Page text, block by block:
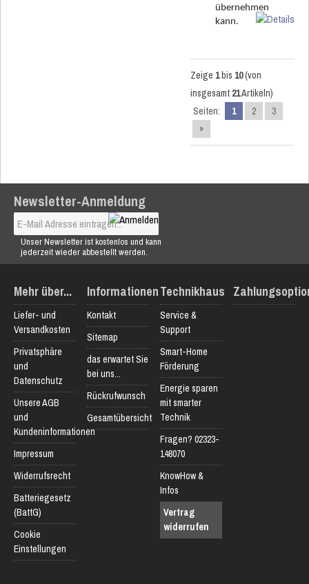
übernehmen
kann.
Zeige 1bis 10(von
insgesamt 21Artikeln)
Seiten:
1 2
3
»
Newsletter-Anmeldung
Unser Newsletter ist kostenlos und kann
jederzeit wieder abbestellt werden.
Mehr über...
Liefer- und
Versandkosten
Privatsphäre
und
Datenschutz
Unsere AGB
und
Kundeninformationen
Impressum
Widerrufsrecht
Batteriegesetz
(BattG)
Cookie
Einstellungen
Informationen
Kontakt
Sitemap
das erwartet Sie
bei uns...
Rückrufwunsch
Gesamtübersicht
Technikhaus
Service &
Support
Smart-Home
Förderung
Energie sparen
mit smarter
Technik
Fragen? 02323-
148070
KnowHow &
Infos
Vertrag
widerrufen